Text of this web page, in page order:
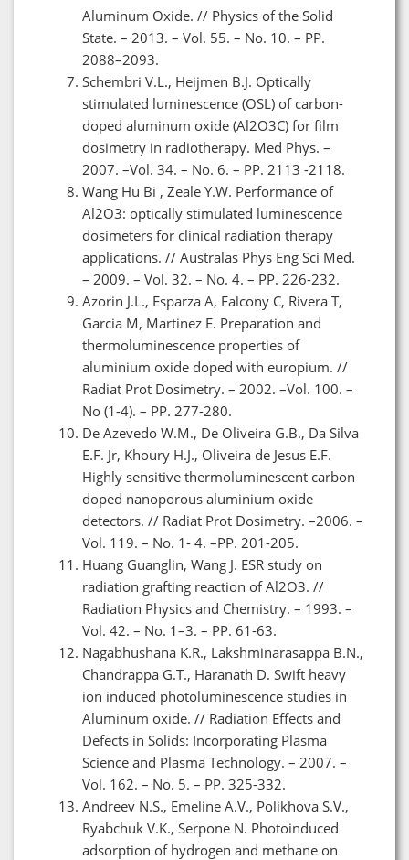
Aluminum Oxide. // Physics of the Solid
State. – 2013. – Vol. 55. – No. 10. – PP.
2088–2093.
Schembri V.L., Heijmen B.J. Optically
stimulated luminescence (OSL) of carbon-
doped aluminum oxide (Al2O3C) for film
dosimetry in radiotherapy. Med Phys. –
2007. –Vol. 34. – No. 6. – PP. 2113 -2118.
Wang Hu Bi , Zeale Y.W. Performance of
Al2O3: optically stimulated luminescence
dosimeters for clinical radiation therapy
applications. // Australas Phys Eng Sci Med.
– 2009. – Vol. 32. – No. 4. – PP. 226-232.
Azorin J.L., Esparza A, Falcony C, Rivera T,
Garcia M, Martinez E. Preparation and
thermoluminescence properties of
aluminium oxide doped with europium. //
Radiat Prot Dosimetry. – 2002. –Vol. 100. –
No (1-4). – PP. 277-280.
De Azevedo W.M., De Oliveira G.B., Da Silva
E.F. Jr, Khoury H.J., Oliveira de Jesus E.F.
Highly sensitive thermoluminescent carbon
doped nanoporous aluminium oxide
detectors. // Radiat Prot Dosimetry. –2006. –
Vol. 119. – No. 1- 4. –PP. 201-205.
Huang Guanglin, Wang J. ESR study on
radiation grafting reaction of Al2O3. //
Radiation Physics and Chemistry. – 1993. –
Vol. 42. – No. 1–3. – PP. 61-63.
Nagabhushana K.R., Lakshminarasappa B.N.,
Chandrappa G.T., Haranath D. Swift heavy
ion induced photoluminescence studies in
Aluminum oxide. // Radiation Effects and
Defects in Solids: Incorporating Plasma
Science and Plasma Technology. – 2007. –
Vol. 162. – No. 5. – PP. 325-332.
Andreev N.S., Emeline A.V., Polikhova S.V.,
Ryabchuk V.K., Serpone N. Photoinduced
adsorption of hydrogen and methane on